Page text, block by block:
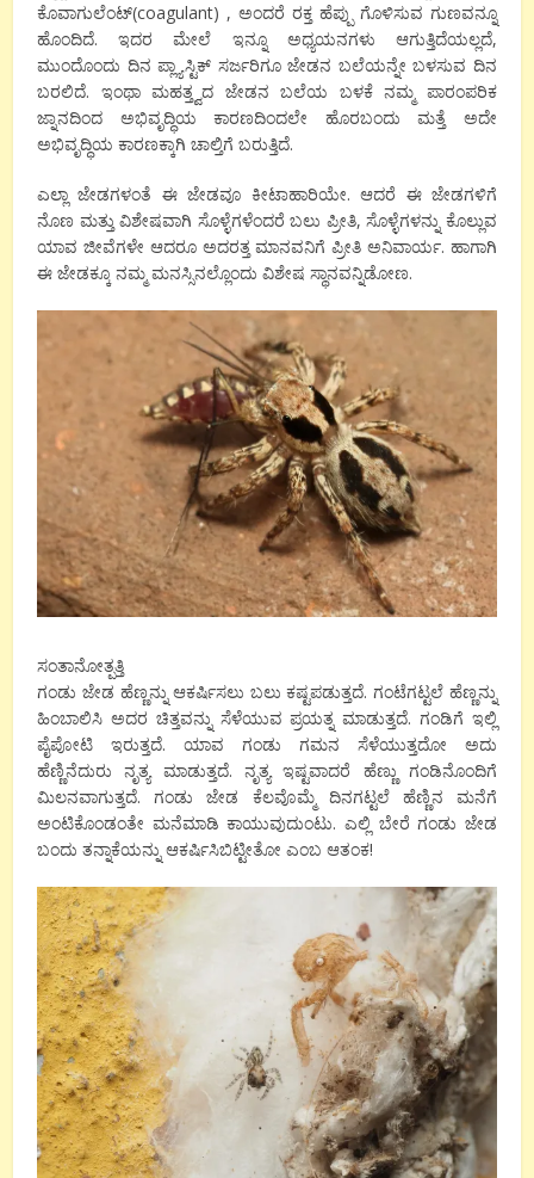
ಕೊವಾಗುಲೆಂಟ್(coagulant) , ಅಂದರೆ ರಕ್ತ ಹೆಪ್ಪು ಗೊಳಿಸುವ ಗುಣವನ್ನೂ
ಹೊಂದಿದೆ. ಇದರ ಮೇಲೆ ಇನ್ನೂ ಅಧ್ಯಯನಗಳು ಆಗುತ್ತಿದೆಯಲ್ಲದೆ,
ಮುಂದೊಂದು ದಿನ ಪ್ಲ್ಯಾಸ್ಟಿಕ್ ಸರ್ಜರಿಗೂ ಜೇಡನ ಬಲೆಯನ್ನೇ ಬಳಸುವ ದಿನ
ಬರಲಿದೆ. ಇಂಥಾ ಮಹತ್ತ್ವದ ಜೇಡನ ಬಲೆಯ ಬಳಕೆ ನಮ್ಮ ಪಾರಂಪರಿಕ
ಜ್ನಾನದಿಂದ ಅಭಿವೃದ್ಧಿಯ ಕಾರಣದಿಂದಲೇ ಹೊರಬಂದು ಮತ್ತೆ ಅದೇ
ಅಭಿವೃದ್ಧಿಯ ಕಾರಣಕ್ಕಾಗಿ ಚಾಲ್ತಿಗೆ ಬರುತ್ತಿದೆ.
ಎಲ್ಲಾ ಜೇಡಗಳಂತೆ ಈ ಜೇಡವೂ ಕೀಟಾಹಾರಿಯೇ. ಆದರೆ ಈ ಜೇಡಗಳಿಗೆ
ನೊಣ ಮತ್ತು ವಿಶೇಷವಾಗಿ ಸೊಳ್ಳೆಗಳೆಂದರೆ ಬಲು ಪ್ರೀತಿ, ಸೊಳ್ಳೆಗಳನ್ನು ಕೊಲ್ಲುವ
ಯಾವ ಜೀವೆಗಳೇ ಆದರೂ ಅದರತ್ತ ಮಾನವನಿಗೆ ಪ್ರೀತಿ ಅನಿವಾರ್ಯ. ಹಾಗಾಗಿ
ಈ ಜೇಡಕ್ಕೂ ನಮ್ಮ ಮನಸ್ಸಿನಲ್ಲೊಂದು ವಿಶೇಷ ಸ್ಥಾನವನ್ನಿಡೋಣ.
ಸಂತಾನೋತ್ಪತ್ತಿ
ಗಂಡು ಜೇಡ ಹೆಣ್ಣನ್ನು ಆಕರ್ಷಿಸಲು ಬಲು ಕಷ್ಟಪಡುತ್ತದೆ. ಗಂಟೆಗಟ್ಟಲೆ ಹೆಣ್ಣನ್ನು
ಹಿಂಬಾಲಿಸಿ ಅದರ ಚಿತ್ತವನ್ನು ಸೆಳೆಯುವ ಪ್ರಯತ್ನ ಮಾಡುತ್ತದೆ. ಗಂಡಿಗೆ ಇಲ್ಲಿ
ಪೈಪೋಟಿ ಇರುತ್ತದೆ. ಯಾವ ಗಂಡು ಗಮನ ಸೆಳೆಯುತ್ತದೋ ಅದು
ಹೆಣ್ಣಿನೆದುರು ನೃತ್ಯ ಮಾಡುತ್ತದೆ. ನೃತ್ಯ ಇಷ್ಟವಾದರೆ ಹೆಣ್ಣು ಗಂಡಿನೊಂದಿಗೆ
ಮಿಲನವಾಗುತ್ತದೆ. ಗಂಡು ಜೇಡ ಕೆಲವೊಮ್ಮೆ ದಿನಗಟ್ಟಲೆ ಹೆಣ್ಣಿನ ಮನೆಗೆ
ಅಂಟಿಕೊಂಡಂತೇ ಮನೆಮಾಡಿ ಕಾಯುವುದುಂಟು. ಎಲ್ಲಿ ಬೇರೆ ಗಂಡು ಜೇಡ
ಬಂದು ತನ್ನಾಕೆಯನ್ನು ಆಕರ್ಷಿಸಿಬಿಟ್ಟೀತೋ ಎಂಬ ಆತಂಕ!